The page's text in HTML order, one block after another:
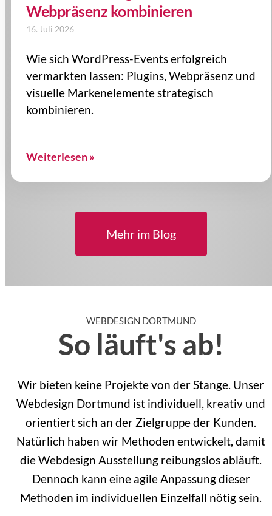
Webpräsenz kombinieren
16. Juli 2026
Wie sich WordPress-Events erfolgreich
vermarkten lassen: Plugins, Webpräsenz und
visuelle Markenelemente strategisch
kombinieren.
Weiterlesen »
Mehr im Blog
WEBDESIGN DORTMUND
So läuft's ab!
Wir bieten keine Projekte von der Stange. Unser
Webdesign Dortmund ist individuell, kreativ und
orientiert sich an der Zielgruppe der Kunden.
Natürlich haben wir Methoden entwickelt, damit
die Webdesign Ausstellung reibungslos abläuft.
Dennoch kann eine agile Anpassung dieser
Methoden im individuellen Einzelfall nötig sein.